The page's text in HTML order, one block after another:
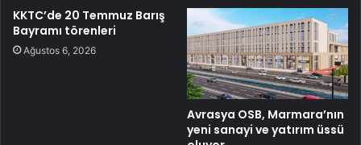
KKTC’de 20 Temmuz Barış
Bayramı törenleri
Ağustos 6, 2026
Avrasya OSB, Marmara’nın
yeni sanayi ve yatırım üssü